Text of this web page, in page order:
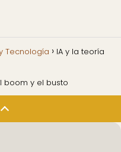
Tecnología IA y la teoría
boom y el busto